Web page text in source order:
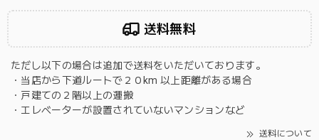
送料無料
ただし以下の場合は追加で送料をいただいております。
・当店から下道ルートで２０km 以上距離がある場合
・戸建ての２階以上の運搬
・エレベーターが設置されていないマンションなど
送料について